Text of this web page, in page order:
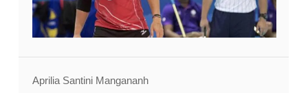
Aprilia Santini Mangananh